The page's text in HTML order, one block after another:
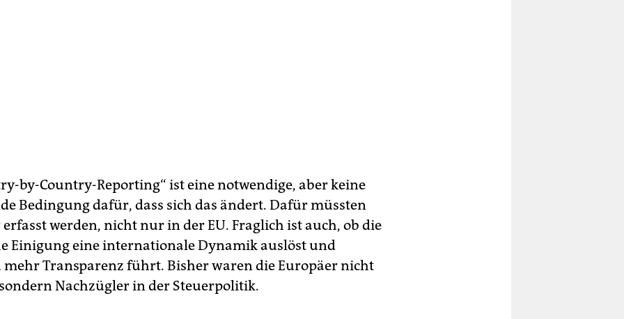
by-Country-Reporting“ ist eine notwendige, aber keine
Bedingung dafür, dass sich das ändert. Dafür müssten
werden, nicht nur in der EU. Fraglich ist auch, ob die
Einigung eine internationale Dynamik auslöst und
mehr Trans­parenz führt. Bisher waren die Europäer nicht
Nachzügler in der Steuerpolitik.